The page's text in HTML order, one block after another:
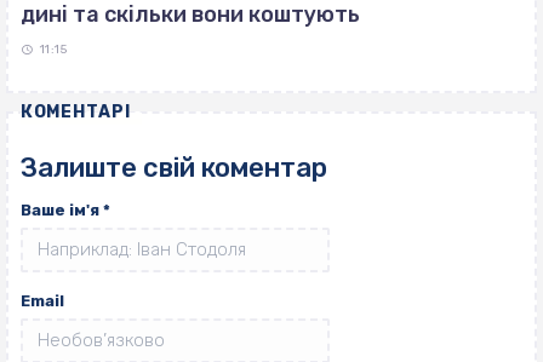
дині та скільки вони коштують
11:15
КОМЕНТАРІ
Залиште свій коментар
Ваше ім'я *
Email